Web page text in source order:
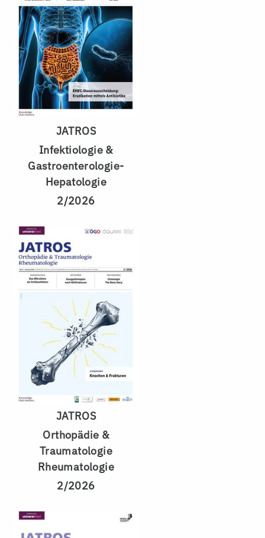
JATROS
Infektiologie &
Gastroenterologie-
Hepatologie
2/2026
JATROS
Orthopädie &
Traumatologie
Rheumatologie
2/2026